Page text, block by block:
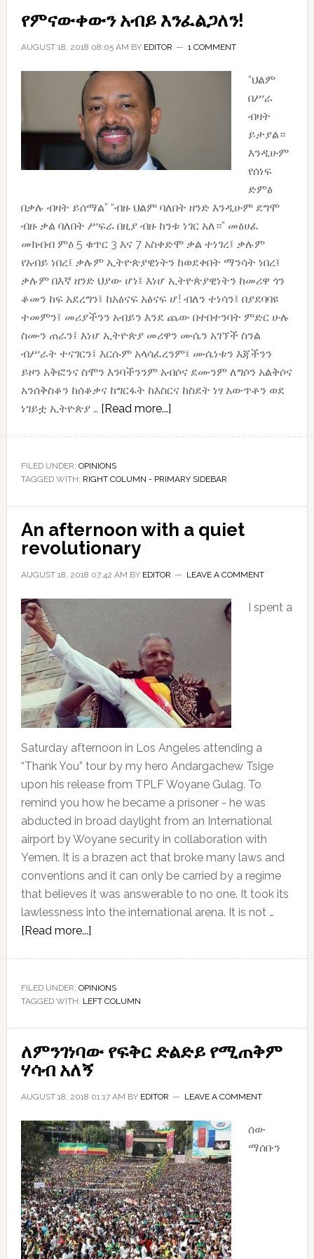
ተጨማሪ
የጥላቻ
የምናውቀውን አብይ እንፈልጋለን!
AUGUST 18, 2018 08:05 AM BY EDITOR 1 COMMENT
“ህልም
በሥራ
ብዛት
ይታያል።
እንዲሁም
የሰነፍ
ድምፅ
በቃሉ ብዛት ይሰማል” “ብዙ ህልም ባለበት ዘንድ እንዲሁም ደግሞ
ብዙ ቃል ባለበት ሥፍራ በዚያ ብዙ ከንቱ ነገር አለ።” መፅሀፈ
መክብብ ምዕ 5 ቁጥር 3 እና 7 አስቀድሞ ቃል ተነገረ፤ ቃሉም
የአብይ ነበረ፤ ቃሉም ኢትዮጵያዊነትን ከወደቀበት ማንሳት ነበረ፤
ቃሉም በእኛ ዘንድ ህያው ሆነ፤ እነሆ ኢትዮጵያዊነትን ከመሪዋ ጎን
ቆመን ከፍ አደረግን፤ ከአፅናፍ አፅናፍ ሆ! ብለን ተነሳን፤ በያደባባዩ
ተመምን፤ መሪያችንን አብይን እንደ ጨው በተበተንባት ምድር ሁሉ
ስሙን ጠራን፤ እነሆ ኢትዮጵያ መሪዋን ሙሴን አገኘች ስንል
ብሥራት ተናገርን፤ እርሱም አላሳፈረንም፤ ሙሴነቱን እጃችንን
ይዞን አቅፎንና ስሞን እንባችንንም አብሶና ደሙንም ለግሶን አልቅሶና
አንሰቅስቆን ከሰቆቃና ከግርፋት ከእስርና ከስደት ነፃ አውጥቶን ወደ
ነገይቷ ኢትዮጵያ … [Read more...]about
FILED UNDER: OPINIONS
TAGGED WITH: RIGHT COLUMN - PRIMARY SIDEBAR
An afternoon with a quiet
revolutionary
AUGUST 18, 2018 07:42 AM BY EDITOR LEAVE A COMMENT
I spent a
Saturday afternoon in Los Angeles attending a
“Thank You” tour by my hero Andargachew Tsige
upon his release from TPLF Woyane Gulag. To
remind you how he became a prisoner - he was
abducted in broad daylight from an International
airport by Woyane security in collaboration with
Yemen. It is a brazen act that broke many laws and
conventions and it can only be carried by a regime
that believes it was answerable to no one. It took its
lawlessness into the international arena. It is not …
[Read more...]about
with
a
FILED UNDER: OPINIONS
TAGGED WITH: LEFT COLUMN
ለምንገነባው የፍቅር ድልድይ የሚጠቅም
ሃሳብ አለኝ
AUGUST 18, 2018 01:17 AM BY EDITOR LEAVE A COMMENT
ሰው
ማሰቡን